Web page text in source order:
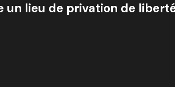
un lieu de privation de